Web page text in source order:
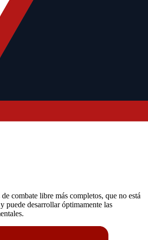
combate libre más completos, que no está
puede desarrollar óptimamente las